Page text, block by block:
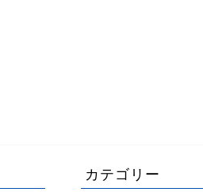
カテゴリー